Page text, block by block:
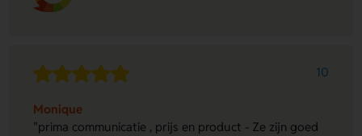
10
Monique
"prima communicatie , prijs en product - Ze zijn goed